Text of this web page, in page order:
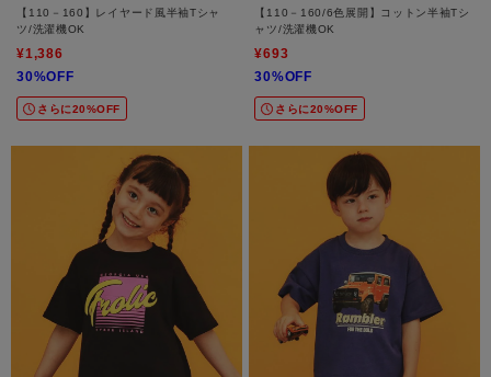
【110－160】レイヤード風半袖Tシャ
ツ/洗濯機OK
¥1,386
30%OFF
さらに20%OFF
【110－160/6色展開】コットン半袖Tシ
ャツ/洗濯機OK
¥693
30%OFF
さらに20%OFF